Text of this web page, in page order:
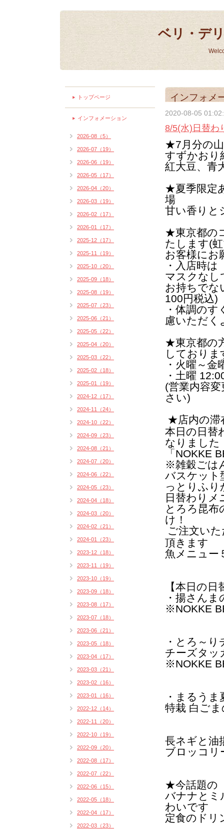
ベリ・デ
インフォメ
2020-08-05
8/5(水)日替わ
★7月分の
すずかおり
紅大豆、青
★夏季限定
場
甘い香りと
★東京都の
たします(
お客様にお
・入店時
マスクなし
お持ちでな
100円税込)
・体調の
慮いただく
★東京都の
しておりま
・火曜～
・土曜
(営業内容
さい)
★店内の滞
本日の日替
なりました
「NOKKE
※雑穀ごは
バスケット
っとりふり
日替わりメ
とろろ昆布
け！
ご注文い
頂きます
魚メニュー
【本日の
・揚さん
※NOKKE
・とろ～り
チーズタッ
※NOKKE
・まるう
特栽 白ご
長ネギと油
ブロッコリ
★今話題の
バナナとミ
わいです
定食のドリ
トップページ
インフォメーション
2026-08（5）
2026-07（19）
2026-06（19）
2026-05（17）
2026-04（20）
2026-03（19）
2026-02（17）
2026-01（17）
2025-12（17）
2025-11（19）
2025-10（20）
2025-09（18）
2025-08（19）
2025-07（23）
2025-06（21）
2025-05（22）
2025-04（20）
2025-03（22）
2025-02（18）
2025-01（19）
2024-12（17）
2024-11（24）
2024-10（22）
2024-09（23）
2024-08（21）
2024-07（20）
2024-06（22）
2024-05（23）
2024-04（18）
2024-03（20）
2024-02（21）
2024-01（23）
2023-12（18）
2023-11（19）
2023-10（19）
2023-09（18）
2023-08（17）
2023-07（18）
2023-06（21）
2023-05（18）
2023-04（17）
2023-03（21）
2023-02（16）
2023-01（16）
2022-12（14）
2022-11（20）
2022-10（19）
2022-09（20）
2022-08（17）
2022-07（22）
2022-06（15）
2022-05（18）
2022-04（17）
2022-03（23）